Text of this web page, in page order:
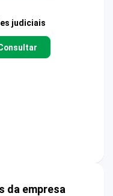
judiciais
da empresa